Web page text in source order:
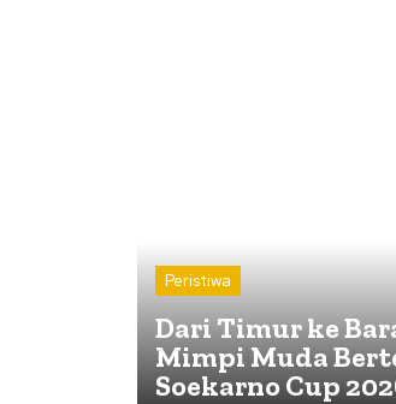
Peristiwa
Dari Timur ke
Mimpi Muda
Soekarno Cup